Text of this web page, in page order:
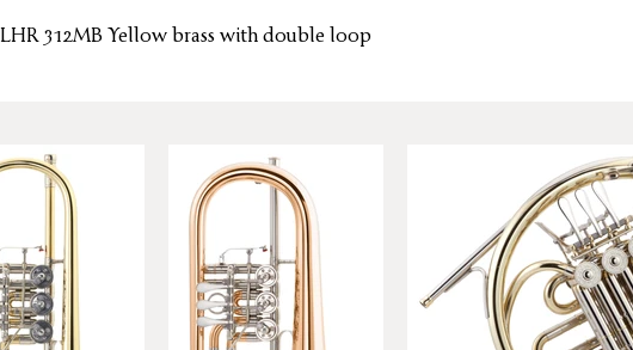
LHR 312MB Yellow brass with double loop